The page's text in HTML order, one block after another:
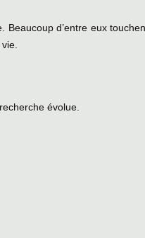
Beaucoup d’entre eux
évolue.